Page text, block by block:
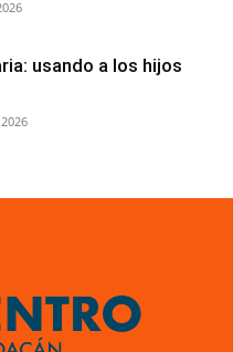
usando a los hijos